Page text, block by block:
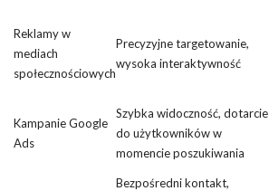
Reklamy w
mediach
społecznościowych
Precyzyjne targetowanie,
wysoka interaktywność
Kampanie Google
Ads
Szybka widoczność, dotarcie
do użytkowników w
momencie poszukiwania
Bezpośredni kontakt,